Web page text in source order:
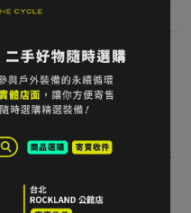
有時間差。
同可能略有差異。
。
貨時間可能延後 1–2 日。